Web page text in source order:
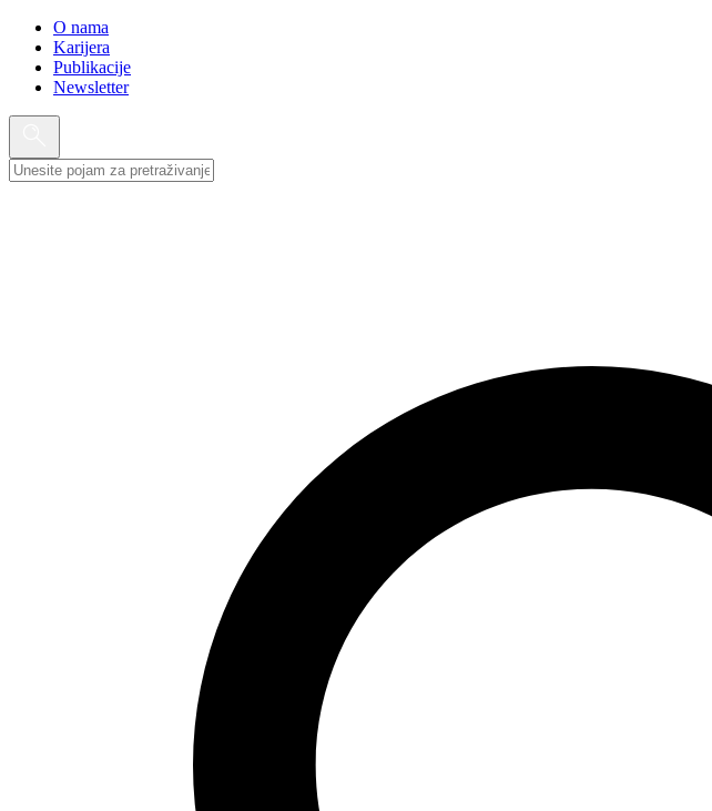
O nama
Karijera
Publikacije
Newsletter